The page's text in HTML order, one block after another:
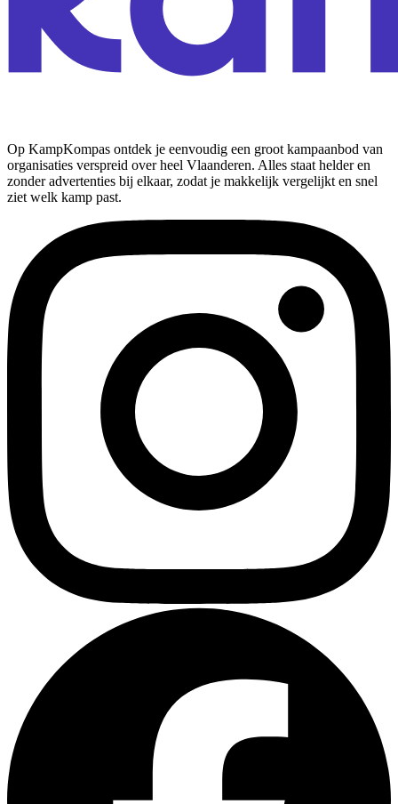
Op KampKompas ontdek je eenvoudig een groot kampaanbod van
organisaties verspreid over heel Vlaanderen. Alles staat helder en
zonder advertenties bij elkaar, zodat je makkelijk vergelijkt en snel
ziet welk kamp past.